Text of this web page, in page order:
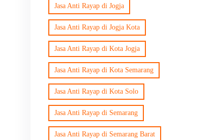
Jasa Anti Rayap di Jogja
Jasa Anti Rayap di Jogja Kota
Jasa Anti Rayap di Kota Jogja
Jasa Anti Rayap di Kota Semarang
Jasa Anti Rayap di Kota Solo
Jasa Anti Rayap di Semarang
Jasa Anti Rayap di Semarang Barat